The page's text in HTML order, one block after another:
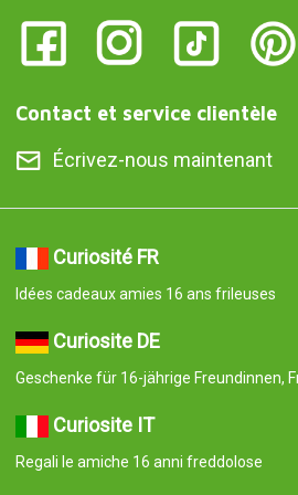
Contact et service clientèle
Écrivez-nous maintenant
Curiosité FR
Idées cadeaux amies 16 ans frileuses
Curiosite DE
Geschenke für 16-jährige Freundinnen,
Curiosite IT
Regali le amiche 16 anni freddolose